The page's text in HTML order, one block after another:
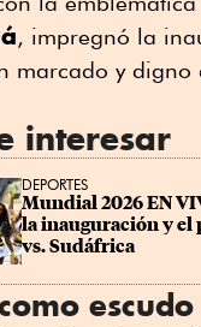
, impregnó la
marcado y digno
interesar
DEPORTES
Mundial 2026 EN
la inauguración y
vs. Sudáfrica
escudo